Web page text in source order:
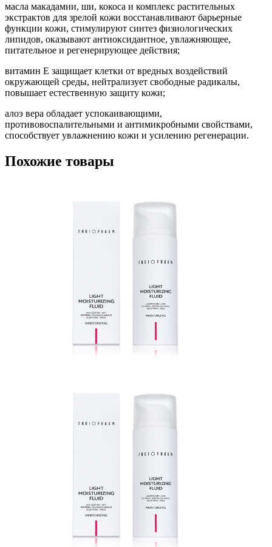
масла макадамии, ши, кокоса и комплекс растительных
экстрактов для зрелой кожи восстанавливают барьерные
функции кожи, стимулируют синтез физиологических
липидов, оказывают антиоксидантное, увлажняющее,
питательное и регенерирующее действия;
витамин Е защищает клетки от вредных воздействий
окружающей среды, нейтрализует свободные радикалы,
повышает естественную защиту кожи;
алоэ вера обладает успокаивающими,
противовоспалительными и антимикробными свойствами,
способствует увлажнению кожи и усилению регенерации.
Похожие товары